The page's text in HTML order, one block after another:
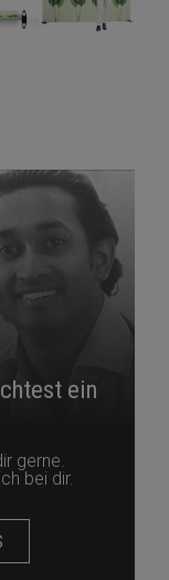
ein
gerne.
bei dir.